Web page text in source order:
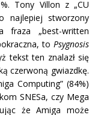
Tony Villon z „CU
najlepiej stworzony
„best-written
to Psygnosis
tekst ten znalazł się
czerwoną gwiazdkę.
Computing” (84%)
SNESa, czy Mega
że Amiga może